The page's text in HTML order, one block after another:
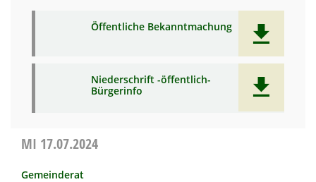
Öffentliche Bekanntmachung
Niederschrift -öffentlich-
Bürgerinfo
MI 17.07.2024
Gemeinderat